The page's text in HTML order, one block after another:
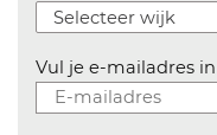
Vul je e-mailadres in